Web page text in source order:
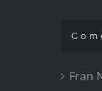
Fran